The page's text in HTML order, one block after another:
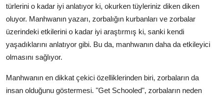
türlerini o kadar iyi anlatıyor ki, okurken tüyleriniz diken diken
oluyor. Manhwanın yazarı, zorbalığın kurbanları ve zorbalar
üzerindeki etkilerini o kadar iyi araştırmış ki, sanki kendi
yaşadıklarını anlatıyor gibi. Bu da, manhwanın daha da etkileyici
olmasını sağlıyor.
Manhwanın en dikkat çekici özelliklerinden biri, zorbaların da
insan olduğunu göstermesi. "Get Schooled", zorbaların neden